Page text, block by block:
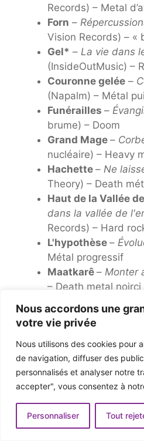
Nous accordons une
votre vie privée
Nous utilisons des cookies pour
de navigation, diffuser des
personnalisés et analyser notre
accepter", vous consentez à
Personnaliser Tout
Records) – Metal
Forn –
Vision Records) – «
Gel* – La vie dans
(InsideOutMusic) –
Couronne gelée –
(Napalm) – Métal
Funérailles –
brume) – Doom
Grand Mage –
nucléaire) – Heavy
Hachette – Ne
Theory) – Death
Haut de la Vallée
dans la vallée de
Records) – Hard
L'hypothèse –
Métal progressif
Maatkarê – Monter
– Death metal noirci
Levage de
(oreilleMusique) –
Agression
des insectes(Boris
metal/croûte
Mère des tombes–
l'absence(Profound
Death metal
Lame mystique –